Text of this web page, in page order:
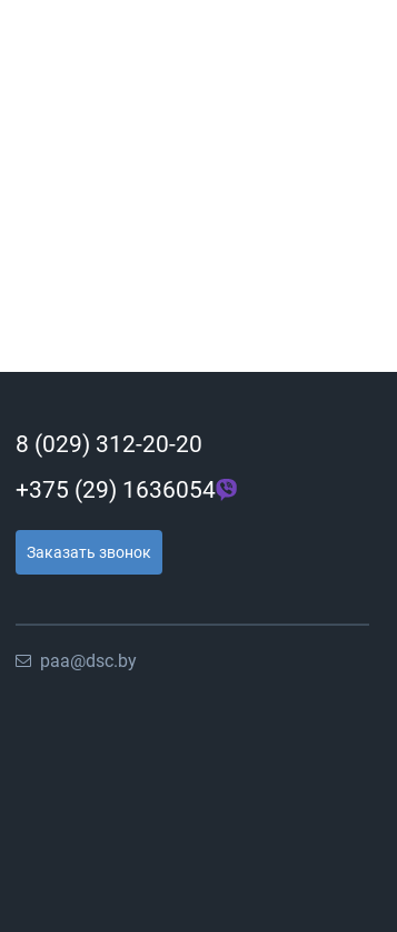
8 (029) 312-20-20
+375 (29) 1636054
Заказать звонок
paa@dsc.by